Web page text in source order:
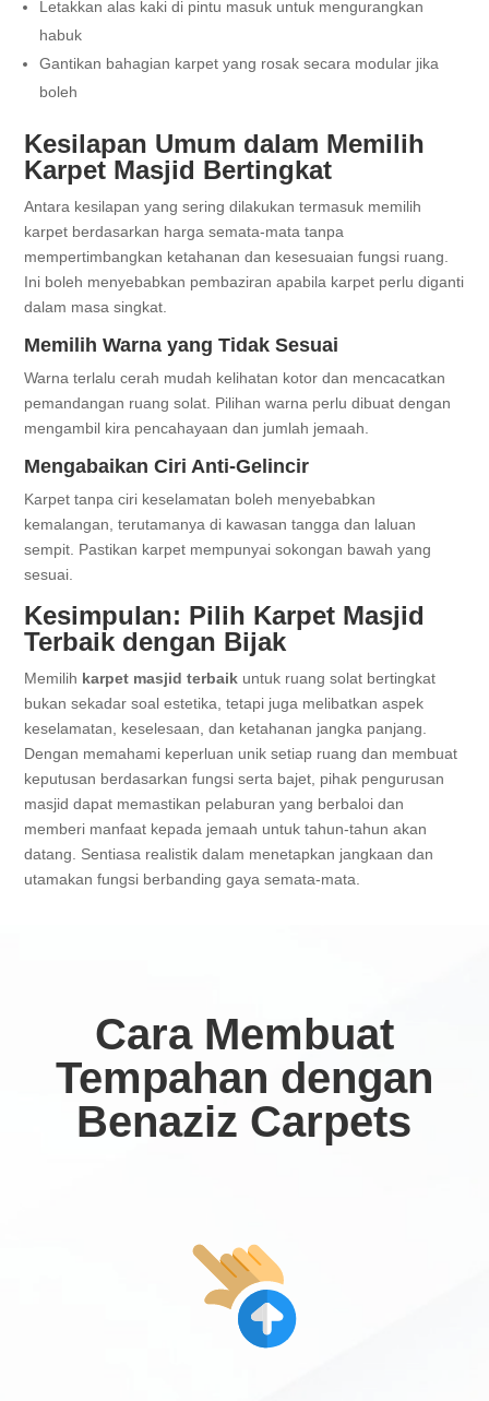
Letakkan alas kaki di pintu masuk untuk mengurangkan
habuk
Gantikan bahagian karpet yang rosak secara modular jika
boleh
Kesilapan Umum dalam Memilih
Karpet Masjid Bertingkat
Antara kesilapan yang sering dilakukan termasuk memilih
karpet berdasarkan harga semata-mata tanpa
mempertimbangkan ketahanan dan kesesuaian fungsi ruang.
Ini boleh menyebabkan pembaziran apabila karpet perlu diganti
dalam masa singkat.
Memilih Warna yang Tidak Sesuai
Warna terlalu cerah mudah kelihatan kotor dan mencacatkan
pemandangan ruang solat. Pilihan warna perlu dibuat dengan
mengambil kira pencahayaan dan jumlah jemaah.
Mengabaikan Ciri Anti-Gelincir
Karpet tanpa ciri keselamatan boleh menyebabkan
kemalangan, terutamanya di kawasan tangga dan laluan
sempit. Pastikan karpet mempunyai sokongan bawah yang
sesuai.
Kesimpulan: Pilih Karpet Masjid
Terbaik dengan Bijak
Memilih karpet masjid terbaik untuk ruang solat bertingkat
bukan sekadar soal estetika, tetapi juga melibatkan aspek
keselamatan, keselesaan, dan ketahanan jangka panjang.
Dengan memahami keperluan unik setiap ruang dan membuat
keputusan berdasarkan fungsi serta bajet, pihak pengurusan
masjid dapat memastikan pelaburan yang berbaloi dan
memberi manfaat kepada jemaah untuk tahun-tahun akan
datang. Sentiasa realistik dalam menetapkan jangkaan dan
utamakan fungsi berbanding gaya semata-mata.
Cara Membuat
Tempahan dengan
Benaziz Carpets